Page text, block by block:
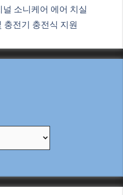
소니케어 에어 치실
충전기 충전식 지원